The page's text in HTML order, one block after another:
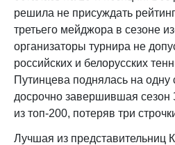
решила не присуждать
третьего мейджора в сезоне
организаторы турнира не
российских и белорусских
Путинцева поднялась на одну
досрочно завершившая
из топ-200, потеряв три
Лучшая из представительниц